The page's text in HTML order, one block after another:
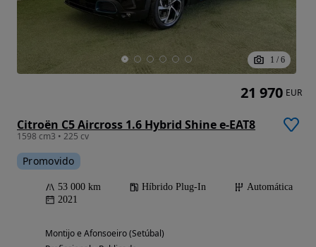
1 / 6
Citroën C5 Aircross 1.6 Hybrid Shine e-EAT8
1598 cm3 • 225 cv
Promovido
53 000 km Híbrido Plug-In
Automática
2021
Montijo e Afonsoeiro (Setúbal)
21 970 EUR